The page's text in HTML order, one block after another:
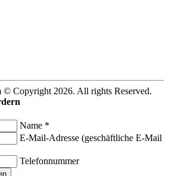
© Copyright 2026. All rights Reserved.
Name *
E-Mail-Adresse (geschäftliche E-Mail
Telefonnummer